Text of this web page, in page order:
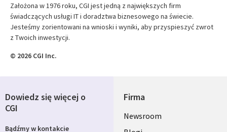
Założona w 1976 roku, CGI jest jedną z największych firm
świadczących usługi IT i doradztwa biznesowego na świecie.
Jesteśmy zorientowani na wnioski i wyniki, aby przyspieszyć zwrot
z Twoich inwestycji.
© 2026 CGI Inc.
Firma
Useful
Newsroom
Dowiedz się więcej o
CGI
Bądźmy w kontakcie